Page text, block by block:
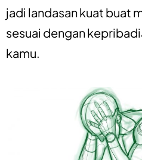
jadi landasan kuat buat
sesuai dengan
kamu.